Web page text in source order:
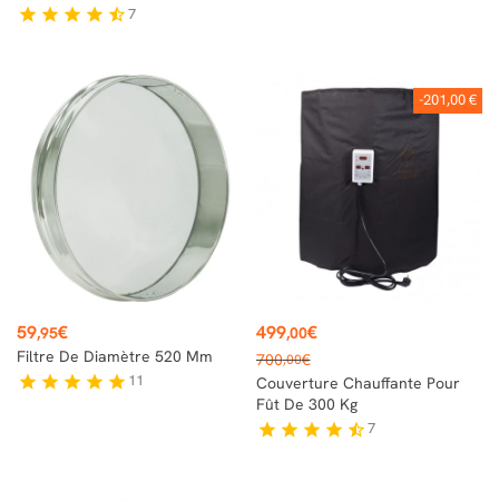
star star star star star_half7
Prix
59,95€
Filtre De Diamètre 520 Mm
star star star star star 11
-201,00 €
Prix
499,00€
Prix
de
base
700,00€
Couverture Chauffante Pour
Fût De 300 Kg
star star star star star_half7